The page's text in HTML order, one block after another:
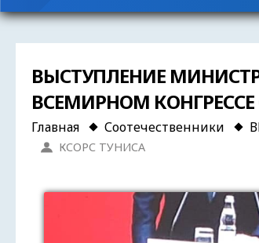
ВЫСТУПЛЕНИЕ
ВСЕМИРНОМ КОНГРЕССЕ
Главная Соотечественники
КСОРС ТУНИСА